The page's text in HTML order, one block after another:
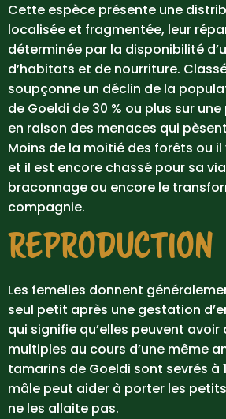
Cette espèce présente une
localisée et fragmentée, leur
déterminée par la disponibilité
d’habitats et de nourriture.
soupçonne un déclin de la
de Goeldi de 30 % ou plus sur
en raison des menaces qui
Moins de la moitié des forêts ou
et il est encore chassé pour sa
braconnage ou encore le
compagnie.
REPRODUCTION
Les femelles donnent
seul petit après une gestation
qui signifie qu’elles peuvent
multiples au cours d’une même
tamarins de Goeldi sont sevrés à
mâle peut aider à porter les
ne les allaite pas.